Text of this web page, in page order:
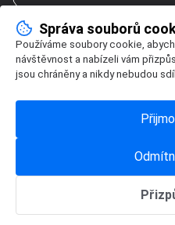
Správa
Správa souborů
Používáme soubory cookie,
návštěvnost a nabízeli vám
jsou chráněny a nikdy nebudou